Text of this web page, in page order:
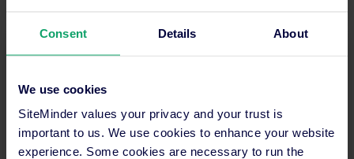
Consent Details About
We use cookies
SiteMinder values your privacy and your trust is
important to us. We use cookies to enhance your website
experience. Some cookies are necessary to run the